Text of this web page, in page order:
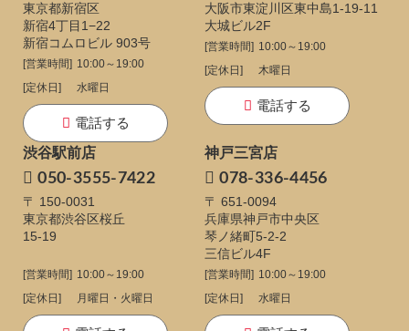
東京都新宿区
新宿4丁目1−22
新宿コムロビル 903号
[営業時間] 10:00～19:00
[定休日]
水曜日
電話する
大阪市東淀川区東中島1-19-11
大城ビル2F
[営業時間] 10:00～19:00
[定休日]
木曜日
電話する
渋谷駅前店
050-3555-7422
〒 150-0031
東京都渋谷区桜丘
15-19
[営業時間] 10:00～19:00
[定休日]
月曜日・火曜日
神戸三宮店
078-336-4456
〒 651-0094
兵庫県神戸市中央区
琴ノ緒町5-2-2
三信ビル4F
[営業時間] 10:00～19:00
[定休日]
水曜日